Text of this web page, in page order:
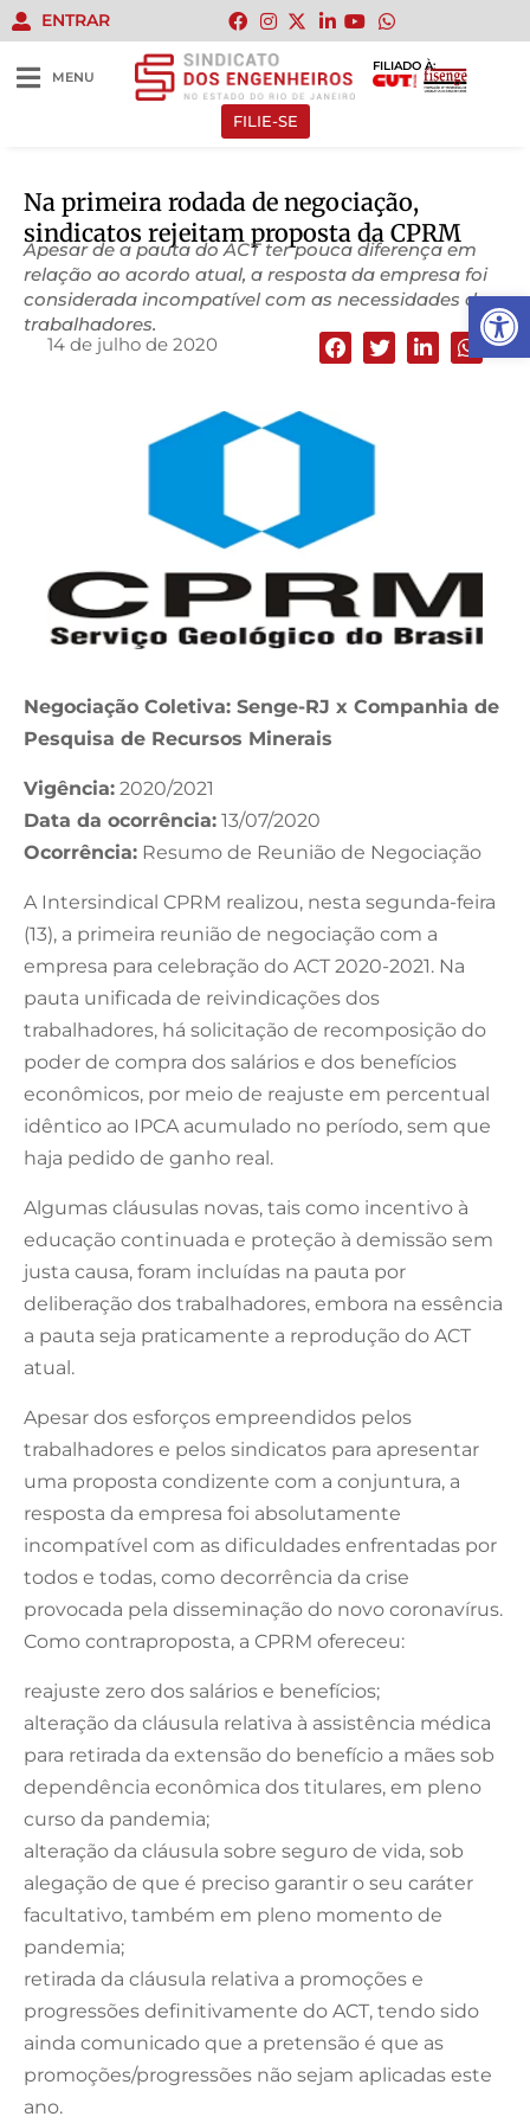
Abrir
ENTRAR
MENU
FILIADO À:
FILIE-SE
Na primeira rodada de negociação,
sindicatos rejeitam proposta da CPRM
Apesar de a pauta do ACT ter pouca diferença em
relação ao acordo atual, a resposta da empresa foi
considerada incompatível com as necessidades dos
trabalhadores.
14 de julho de 2020
Negociação Coletiva: Senge-RJ x Companhia de
Pesquisa de Recursos Minerais
Vigência: 2020/2021
Data da ocorrência: 13/07/2020
Ocorrência: Resumo de Reunião de Negociação
A Intersindical CPRM realizou, nesta segunda-feira
(13), a primeira reunião de negociação com a
empresa para celebração do ACT 2020-2021. Na
pauta unificada de reivindicações dos
trabalhadores, há solicitação de recomposição do
poder de compra dos salários e dos benefícios
econômicos, por meio de reajuste em percentual
idêntico ao IPCA acumulado no período, sem que
haja pedido de ganho real.
Algumas cláusulas novas, tais como incentivo à
educação continuada e proteção à demissão sem
justa causa, foram incluídas na pauta por
deliberação dos trabalhadores, embora na essência
a pauta seja praticamente a reprodução do ACT
atual.
Apesar dos esforços empreendidos pelos
trabalhadores e pelos sindicatos para apresentar
uma proposta condizente com a conjuntura, a
resposta da empresa foi absolutamente
incompatível com as dificuldades enfrentadas por
todos e todas, como decorrência da crise
provocada pela disseminação do novo coronavírus.
Como contraproposta, a CPRM ofereceu:
reajuste zero dos salários e benefícios;
alteração da cláusula relativa à assistência médica
para retirada da extensão do benefício a mães sob
dependência econômica dos titulares, em pleno
curso da pandemia;
alteração da cláusula sobre seguro de vida, sob
alegação de que é preciso garantir o seu caráter
facultativo, também em pleno momento de
pandemia;
retirada da cláusula relativa a promoções e
progressões definitivamente do ACT, tendo sido
ainda comunicado que a pretensão é que as
promoções/progressões não sejam aplicadas este
ano.